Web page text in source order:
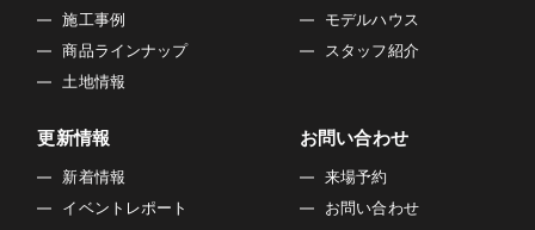
施工事例
商品ラインナップ
土地情報
モデルハウス
スタッフ紹介
更新情報
新着情報
イベントレポート
お問い合わせ
来場予約
お問い合わせ